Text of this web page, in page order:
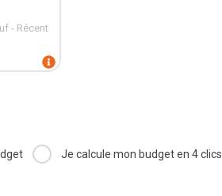
- Récent
Je calcule mon budget en 4 clics